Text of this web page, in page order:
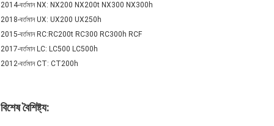
2014-বর্তমান NX: NX200 NX200t NX300 NX300h
2018-বর্তমান UX: UX200 UX250h
2015-বর্তমান RC:RC200t RC300 RC300h RCF
2017-বর্তমান LC: LC500 LC500h
2012-বর্তমান CT: CT200h
বিশেষবৈশিষ্ট্য: